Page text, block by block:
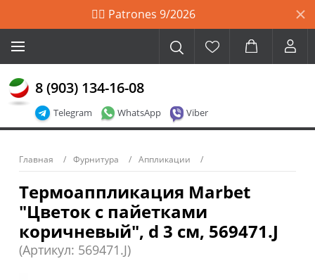
🙋‍♀️ Patrones 9/2026
Telegram WhatsApp Viber
8 (903) 134-16-08
Главная Фурнитура Аппликации
Термоаппликация Marbet
"Цветок с пайетками
коричневый", d 3 см, 569471.J
(Артикул: 569471.J)